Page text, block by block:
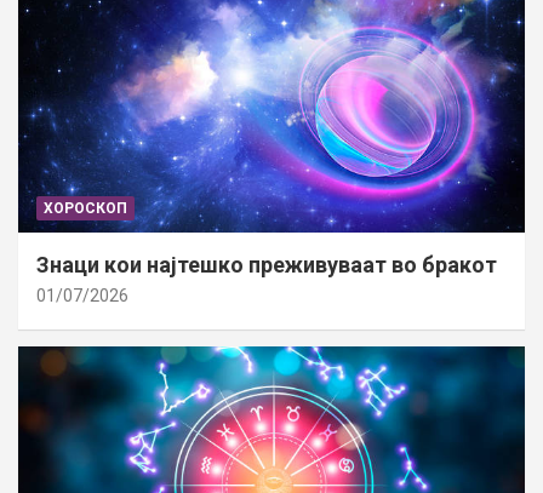
ХОРОСКОП
Знаци кои најтешко преживуваат во бракот
01/07/2026